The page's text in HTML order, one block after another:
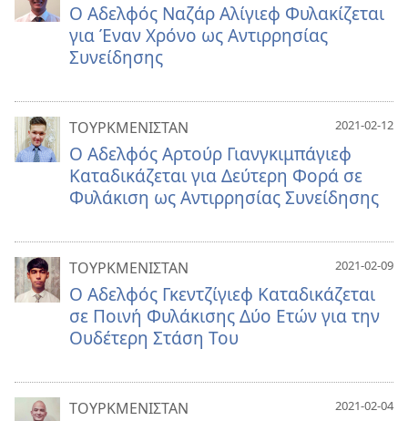
Ο Αδελφός Ναζάρ Αλίγιεφ Φυλακίζεται
για Έναν Χρόνο ως Αντιρρησίας
Συνείδησης
2021-02-12
ΤΟΥΡΚΜΕΝΙΣΤΑΝ
Ο Αδελφός Αρτούρ Γιανγκιμπάγιεφ
Καταδικάζεται για Δεύτερη Φορά σε
Φυλάκιση ως Αντιρρησίας Συνείδησης
2021-02-09
ΤΟΥΡΚΜΕΝΙΣΤΑΝ
Ο Αδελφός Γκεντζίγιεφ Καταδικάζεται
σε Ποινή Φυλάκισης Δύο Ετών για την
Ουδέτερη Στάση Του
2021-02-04
ΤΟΥΡΚΜΕΝΙΣΤΑΝ